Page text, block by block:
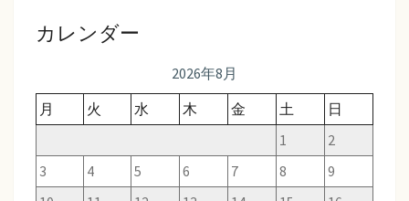
カレンダー
2026年8月
月
火 水 木 金 土
日
1
2
3
4 5 6 7 8
9